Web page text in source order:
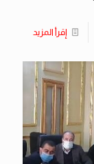
إقرأ المزيد